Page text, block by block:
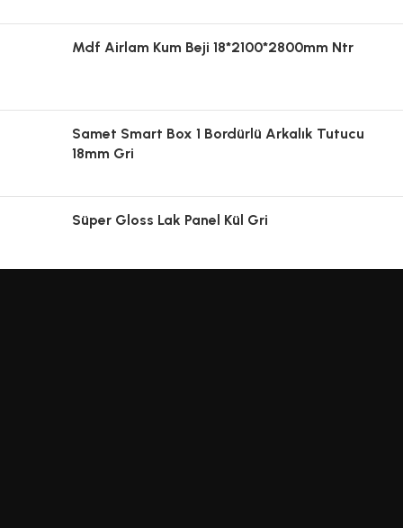
Mdf Airlam Kum Beji 18*2100*2800mm Ntr
Samet Smart Box 1 Bordürlü Arkalık Tutucu
18mm Gri
Süper Gloss Lak Panel Kül Gri